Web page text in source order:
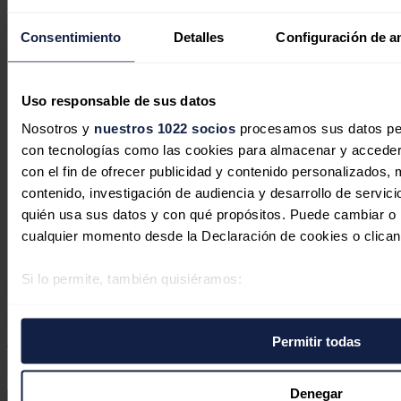
Consentimiento Detalles Configuración de
Uso responsable de sus datos
Nosotros y nuestros 1022 sociosprocesamos sus datos
con tecnologías como las cookies para almacenar y
con el fin de ofrecer publicidad y contenido personalizados,
contenido, investigación de audiencia y desarrollo de
quién usa sus datos y con qué propósitos. Puede cambiar
cualquier momento desde la Declaración de cookies o
Si lo permite, también quisiéramos:
Identificar su dispositivo analizándolo activamente
específicas (huellas digitales)
Obtenga más información sobre cómo se procesan sus
Permitir todas
Denegar
Los desarrolladores de centros de
datos en EEUU priorizan sus
proyectos en marcha mientras se
ralentiza la incorporación de nueva
capacidad
No hay comentarios
Deja tu comentario
Tu dirección de correo electrónico no será publicada. Todos los
campos son obligatorios